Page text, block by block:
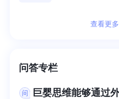
查看更
问答专栏
巨婴思维能够通过